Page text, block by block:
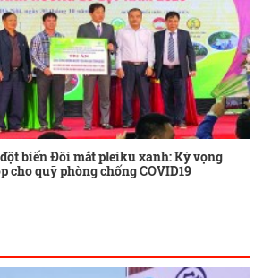
biến Đôi mắt pleiku xanh: Kỳ vọng
cho quỹ phòng chống COVID19